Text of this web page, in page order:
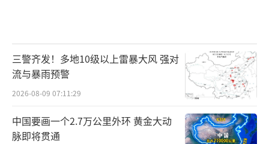
三警齐发！多地10级以上雷暴大风 强对
流与暴雨预警
2026-08-09 07:11:29
中国要画一个2.7万公里外环 黄金大动
脉即将贯通